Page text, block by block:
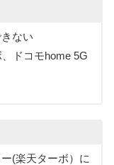
ない
ドコモhome 5G
(楽天ターボ）に